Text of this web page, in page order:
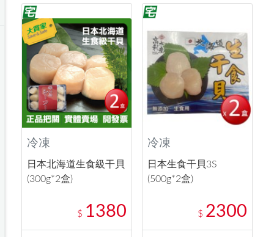
冷凍
日本北海道生食級干貝
(300g*2盒)
$ 1380
冷凍
日本生食干貝3S
(500g*2盒)
$ 2300